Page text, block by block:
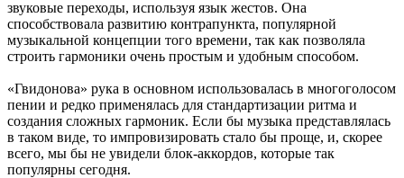
звуковые переходы, используя язык жестов. Она
способствовала развитию контрапункта, популярной
музыкальной концепции того времени, так как позволяла
строить гармоники очень простым и удобным способом.
«Гвидонова» рука в основном использовалась в многоголосом
пении и редко применялась для стандартизации ритма и
создания сложных гармоник. Если бы музыка представлялась
в таком виде, то импровизировать стало бы проще, и, скорее
всего, мы бы не увидели блок-аккордов, которые так
популярны сегодня.